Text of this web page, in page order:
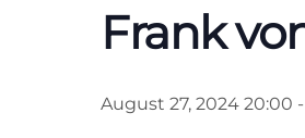
Frank
August 27, 2024 20:00 -